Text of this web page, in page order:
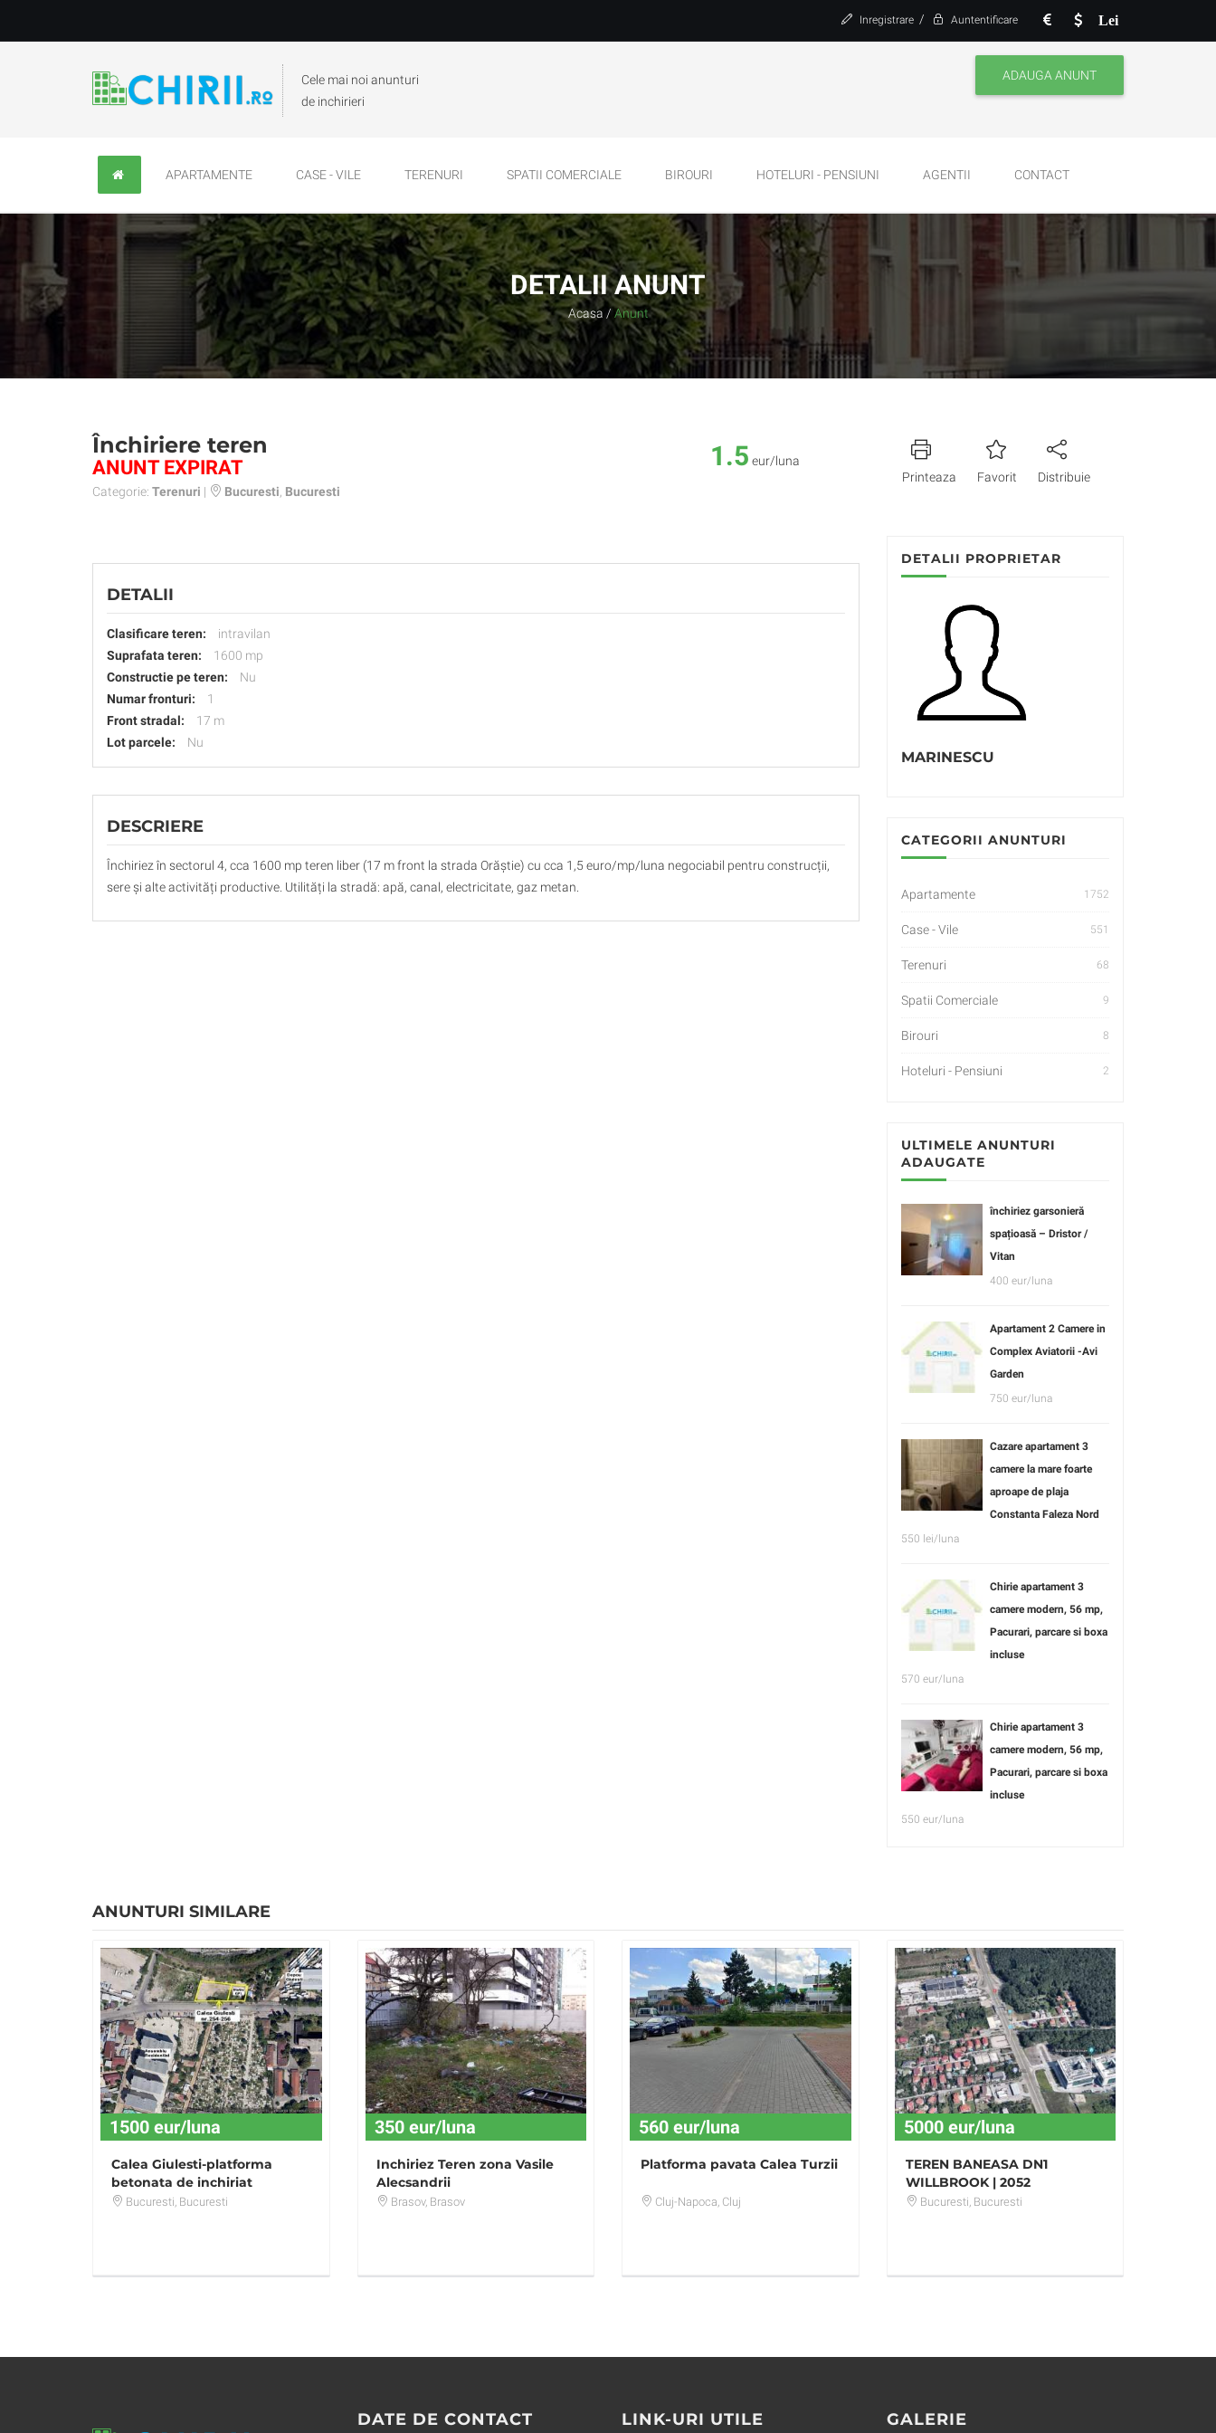
Lei
Inregistrare / Auntentificare
Cele mai noi anunturi
de inchirieri
ADAUGA ANUNT
APARTAMENTE CASE - VILE TERENURI SPATII COMERCIALE BIROURI HOTELURI - PENSIUNI AGENTII CONTACT
DETALII ANUNT
Acasa / Anunt
Închiriere teren
ANUNT EXPIRAT
Categorie: Terenuri | Bucuresti Bucuresti
1.5 eur/luna
Printeaza
Favorit Distribuie
DETALII
Clasificare teren:
intravilan
Suprafata teren:
1600 mp
Constructie pe teren:
Nu
Numar fronturi:
1
Front stradal:
17 m
Lot parcele:
Nu
DESCRIERE
Închiriez în sectorul 4, cca 1600 mp teren liber (17 m front la strada Orăștie) cu cca 1,5 euro/mp/luna negociabil pentru construcții,
sere și alte activități productive. Utilități la stradă: apă, canal, electricitate, gaz metan.
DETALII PROPRIETAR
MARINESCU
CATEGORII ANUNTURI
Apartamente 1752
Case - Vile 551
Terenuri 68
Spatii Comerciale 9
Birouri 8
Hoteluri - Pensiuni 2
ULTIMELE ANUNTURI
ADAUGATE
închiriez garsonieră
spațioasă – Dristor /
Vitan
400 eur/luna
Apartament 2 Camere in
Complex Aviatorii -Avi
Garden
750 eur/luna
Cazare apartament 3
camere la mare foarte
aproape de plaja
Constanta Faleza Nord
550 lei/luna
Chirie apartament 3
camere modern, 56 mp,
Pacurari, parcare si boxa
incluse
570 eur/luna
Chirie apartament 3
camere modern, 56 mp,
Pacurari, parcare si boxa
incluse
550 eur/luna
ANUNTURI SIMILARE
1500 eur/luna
Calea Giulesti-platforma
betonata de inchiriat
Bucuresti, Bucuresti
350 eur/luna
Inchiriez Teren zona Vasile
Alecsandrii
Brasov, Brasov
560 eur/luna
Platforma pavata Calea Turzii
Cluj-Napoca, Cluj
5000 eur/luna
TEREN BANEASA DN1
WILLBROOK | 2052
Bucuresti, Bucuresti
DATE DE CONTACT LINK-URI UTILE GALERIE